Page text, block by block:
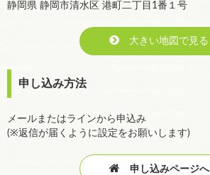
静岡県 静岡市清水区 港町二丁目1番１号
大きい地図で見る
申し込み方法
メールまたはラインから申込み
(※返信が届くように設定をお願いします)
申し込みページへ